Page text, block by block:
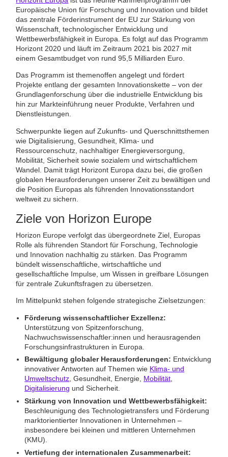
Europäische Union für Forschung und Innovation und bildet
das zentrale Förderinstrument der EU zur Stärkung von
Wissenschaft, technologischer Entwicklung und
Wettbewerbsfähigkeit in Europa. Es folgt auf das Programm
Horizont 2020 und läuft im Zeitraum 2021 bis 2027 mit
einem Gesamtbudget von rund 95,5 Milliarden Euro.
Das Programm ist themenoffen angelegt und fördert
Projekte entlang der gesamten Innovationskette – von der
Grundlagenforschung über die industrielle Entwicklung bis
hin zur Markteinführung neuer Produkte, Verfahren und
Dienstleistungen.
Schwerpunkte liegen auf Zukunfts- und Querschnittsthemen
wie Digitalisierung, Gesundheit, Klima- und
Ressourcenschutz, nachhaltiger Energieversorgung,
Mobilität, Sicherheit sowie sozialem und wirtschaftlichem
Wandel. Damit trägt Horizont Europa dazu bei, die großen
globalen Herausforderungen unserer Zeit zu bewältigen und
die Position Europas als führenden Innovationsstandort
weltweit zu sichern.
Ziele von Horizon Europe
Horizon Europe verfolgt das übergeordnete Ziel, Europas
Rolle als führenden Standort für Forschung, Technologie
und Innovation nachhaltig zu stärken. Das Programm
bündelt wissenschaftliche, wirtschaftliche und
gesellschaftliche Impulse, um Wissen in greifbare Lösungen
für zentrale Zukunftsfragen zu übersetzen.
Im Mittelpunkt stehen folgende strategische Zielsetzungen:
Förderung wissenschaftlicher Exzellenz:
Unterstützung von Spitzenforschung,
Nachwuchswissenschaftler:innen und herausragenden
Forschungsinfrastrukturen in Europa.
Bewältigung globaler Herausforderungen: Entwicklung
innovativer Antworten auf Themen wie Klima- und
Umweltschutz, Gesundheit, Energie, Mobilität,
Digitalisierung und Sicherheit.
Stärkung von Innovation und Wettbewerbsfähigkeit:
Beschleunigung des Technologietransfers und Förderung
marktorientierter Innovationen in Unternehmen –
insbesondere bei kleinen und mittleren Unternehmen
(KMU).
Vertiefung der internationalen Zusammenarbeit: